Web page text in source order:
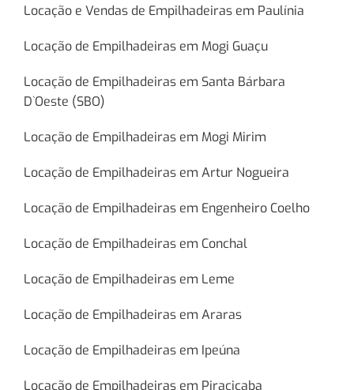
Locação e Vendas de Empilhadeiras em Paulínia
Locação de Empilhadeiras em Mogi Guaçu
Locação de Empilhadeiras em Santa Bárbara
D`Oeste (SBO)
Locação de Empilhadeiras em Mogi Mirim
Locação de Empilhadeiras em Artur Nogueira
Locação de Empilhadeiras em Engenheiro Coelho
Locação de Empilhadeiras em Conchal
Locação de Empilhadeiras em Leme
Locação de Empilhadeiras em Araras
Locação de Empilhadeiras em Ipeúna
Locação de Empilhadeiras em Piracicaba